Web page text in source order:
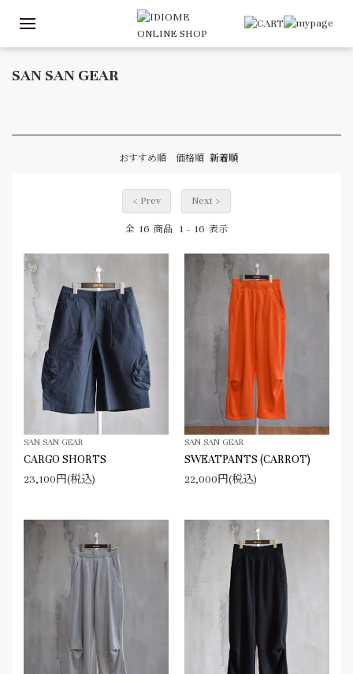
SAN SAN GEAR
おすすめ順 価格順 新着順
< Prev Next >
全 16 商品 1 - 16 表示
SAN SAN GEAR
CARGO SHORTS
23,100円(税込)
SAN SAN GEAR
SWEATPANTS (CARROT)
22,000円(税込)